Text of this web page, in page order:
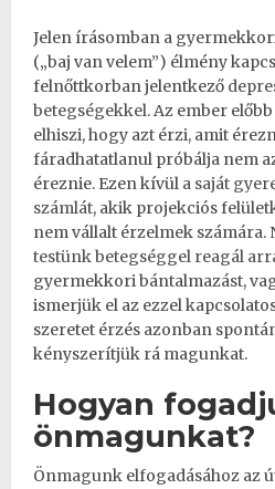
Jelen írásomban a
(„baj van velem”) élmény
felnőttkorban jelentkező
betegségekkel.Az ember
elhiszi, hogy azt érzi, amit
fáradhatatlanul próbálja nem
éreznie. Ezen kívül a saját
számlát, akik projekciós
nem vállalt érzelmek
testünk betegséggel reagál
gyermekkori bántalmazást,
ismerjük el az ezzel
szeretet érzés azonban
kényszerítjük rá magunkat.
Hogyan
önmagunkat?
Önmagunk elfogadásához az